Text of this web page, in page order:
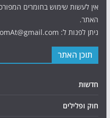
אין לעשות שימוש בחומרים
האתר.
ניתן לפנות ל: Avihai.ZoomAt@gmail.com
תוכן האתר
חדשות
חוק ופלילים